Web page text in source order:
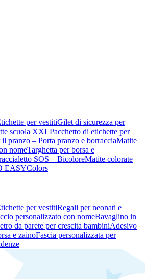
per vestitiGilet di sicurezza per
scuola XXLPacchetto di etichette per
il pranzo – Porta pranzo e borracciaMatite
nomeTarghetta per borsa e
SOS – BicoloreMatite colorate
EASYColors
per vestitiRegali per neonati e
personalizzato con nomeBavaglino in
da parete per crescita bambiniAdesivo
e zainoFascia personalizzata per